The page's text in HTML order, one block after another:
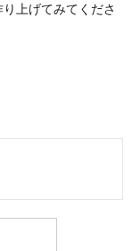
上げてみてくださ